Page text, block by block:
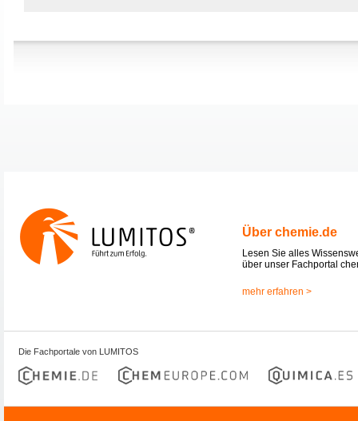
Über chemie.de
Lesen Sie alles
über unser Fachportal
mehr erfahren >
Die Fachportale von LUMITOS